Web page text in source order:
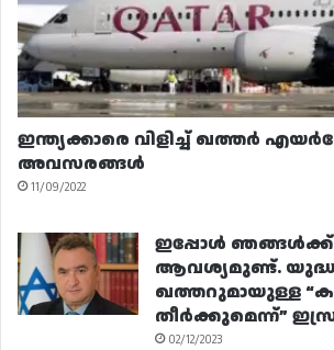
ഇന്ത്യക്കാരെ വിളിച്ച് ഖത്തർ
അവസരങ്ങൾ
11/09/2022
ഇപ്പോൾ
ആവശ്യമുണ്ട്.
ഖത്തറുമായുള്ള
തീർക്കുമെന്ന്”
02/12/2023